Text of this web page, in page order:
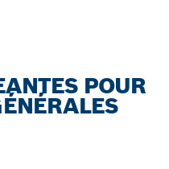
POUR